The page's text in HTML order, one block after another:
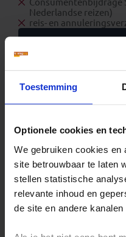
Toestemming
Optionele cookies en
We gebruiken cookies en
site betrouwbaar te laten
stellen statistische
relevante inhoud en
de site en andere kanalen
Consumentenbijdrage
Nederlandse reizen)
reis- en
Eenpersoonskamer
Let op!
Kyzylkumwoestijn en in
Local